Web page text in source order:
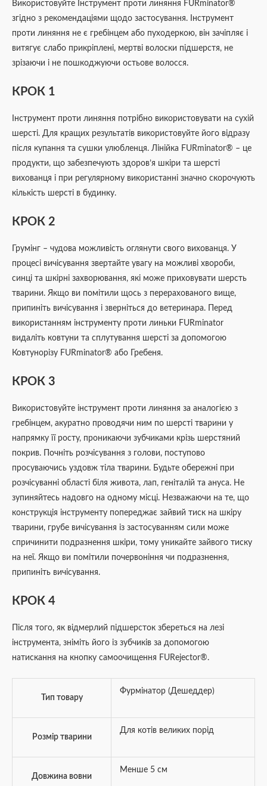
Використовуйте Інструмент проти линяння FURminator®
згідно з рекомендаціями щодо застосування. Інструмент
проти линяння не є гребінцем або пуходеркою, він зачіпляє і
витягує слабо прикріплені, мертві волоски підшерстя, не
зрізаючи і не пошкоджуючи остьове волосся.
КРОК 1
Інструмент проти линяння потрібно використовувати на сухій
шерсті. Для кращих результатів використовуйте його відразу
після купання та сушки улюбленця. Лінійка FURminator® – це
продукти, що забезпечують здоров’я шкіри та шерсті
вихованця і при регулярному використанні значно скорочують
кількість шерсті в будинку.
КРОК 2
Грумінг – чудова можливість оглянути свого вихованця. У
процесі вичісування звертайте увагу на можливі хвороби,
синці та шкірні захворювання, які може приховувати шерсть
тварини. Якщо ви помітили щось з перерахованого вище,
припиніть вичісування і зверніться до ветеринара. Перед
використанням інструменту проти линьки FURminator
видаліть ковтуни та сплутування шерсті за допомогою
Ковтунорізу FURminator® або Гребеня.
КРОК 3
Використовуйте інструмент проти линяння за аналогією з
гребінцем, акуратно проводячи ним по шерсті тварини у
напрямку її росту, проникаючи зубчиками крізь шерстяний
покрив. Почніть розчісування з голови, поступово
просуваючись уздовж тіла тварини. Будьте обережні при
розчісуванні області біля живота, лап, геніталій та ануса. Не
зупиняйтесь надовго на одному місці. Незважаючи на те, що
конструкція інструменту попереджає зайвий тиск на шкіру
тварини, грубе вичісування із застосуванням сили може
спричинити подразнення шкіри, тому уникайте зайвого тиску
на неї. Якщо ви помітили почервоніння чи подразнення,
припиніть вичісування.
КРОК 4
Після того, як відмерлий підшерсток збереться на лезі
інструмента, зніміть його із зубчиків за допомогою
натискання на кнопку самоочищення FURejector®.
Тип товару
Фурмінатор (Дешеддер)
Розмір тварини
Для котів великих порід
Довжина вовни
Менше 5 см